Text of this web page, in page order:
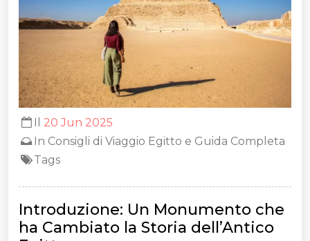
Il 20 Jun 2025
In Consigli di Viaggio Egitto e Guida Completa
Tags
Introduzione: Un Monumento che
ha Cambiato la Storia dell’Antico